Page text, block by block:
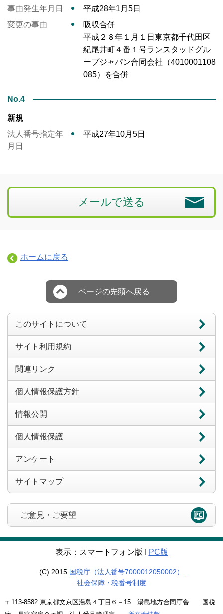
事由発生年月日
平成28年1月5日
変更の事由
吸収合併
平成２８年１月１日東京都千代田区
紀尾井町４番１号ランスタッドグル
ープジャパン合同会社（4010001108
085）を合併
No.4
新規
法人番号指定年
月日
平成27年10月5日
メールで送る
ホームに戻る
ページの先頭へ戻る
このサイトについて
サイト利用規約
関連リンク
個人情報保護方針
情報公開
個人情報保護
アンケート
サイトマップ
ご意見・ご要望
表示：スマートフォン版 Ι PC版
(C) 2015 国税庁（法人番号7000012050002）
社会保障・税番号制度
〒113-8582 東京都文京区湯島４丁目６－15 湯島地方合同庁舎 国税